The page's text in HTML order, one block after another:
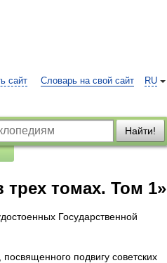
RU
сайт Словарь на свой сайт
Найти!
томах. Том 1»
Государственной
подвигу советских